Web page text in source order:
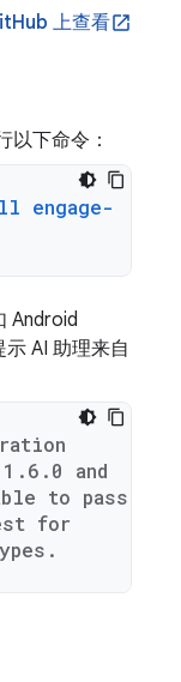
上查看open_in_new
以下命令：
engage-
Android
AI 助理来自
and
to pass
for